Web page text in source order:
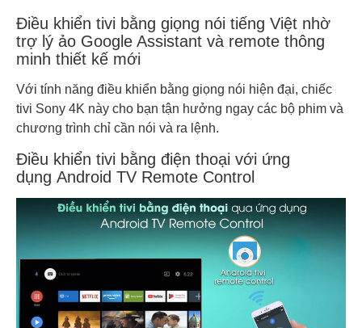
Điều khiển tivi bằng giọng nói tiếng Việt nhờ
trợ lý ảo Google Assistant và remote thông
minh thiết kế mới
Với tính năng điều khiển bằng giọng nói hiện đại, chiếc
tivi Sony 4K này cho bạn tận hưởng ngay các bộ phim và
chương trình chỉ cần nói và ra lệnh.
Điều khiển tivi bằng điện thoại với ứng
dụng Android TV Remote Control